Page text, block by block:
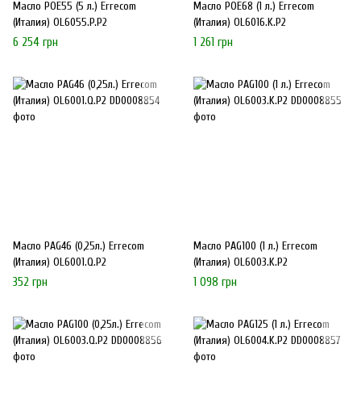
Масло POE55 (5 л.) Errecom
(Италия) OL6055.P.P2
6 254 грн
Масло POE68 (1 л.) Errecom
(Италия) OL6016.K.P2
1 261 грн
Масло PAG46 (0,25л.) Errecom
(Италия) OL6001.Q.P2
352 грн
Масло PAG100 (1 л.) Errecom
(Италия) OL6003.K.P2
1 098 грн